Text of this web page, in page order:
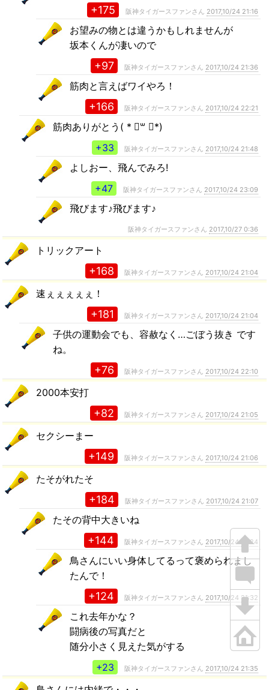
+175 阪神タイガースファンさん 2017,10/24 21:16
お望みの物とは違うかもしれませんが
坂本くんが凄いので
+97 阪神タイガースファンさん 2017,10/24 21:36
筋肉と言えばワイやろ！
+166 阪神タイガースファンさん 2017,10/24 22:21
筋肉ありがとう( * ॑꒳ ॑*)
+33
阪神タイガースファンさん 2017,10/24 21:48
よしおー、飛んでみろ!
+47
阪神タイガースファンさん 2017,10/24 23:09
飛びます♪飛びます♪
阪神タイガースファンさん 2017,10/27 0:36
トリックアート
+168 阪神タイガースファンさん 2017,10/24 21:04
速ぇぇぇぇぇ！
+181 阪神タイガースファンさん 2017,10/24 21:04
子供の運動会でも、容赦なく…ごぼう抜き です
ね。
+76 阪神タイガースファンさん 2017,10/24 22:10
2000本安打
+82 阪神タイガースファンさん 2017,10/24 21:05
セクシーまー
+149 阪神タイガースファンさん 2017,10/24 21:06
たそがれたそ
+184 阪神タイガースファンさん 2017,10/24 21:07
たその背中大きいね
+144 阪神タイガースファンさん 2017,10/24 21:24
鳥さんにいい身体してるって褒められまし
たんで！
+124 阪神タイガースファンさん 2017,10/24 21:32
これ去年かな？
闘病後の写真だと
随分小さく見えた気がする
+23
阪神タイガースファンさん 2017,10/24 21:35